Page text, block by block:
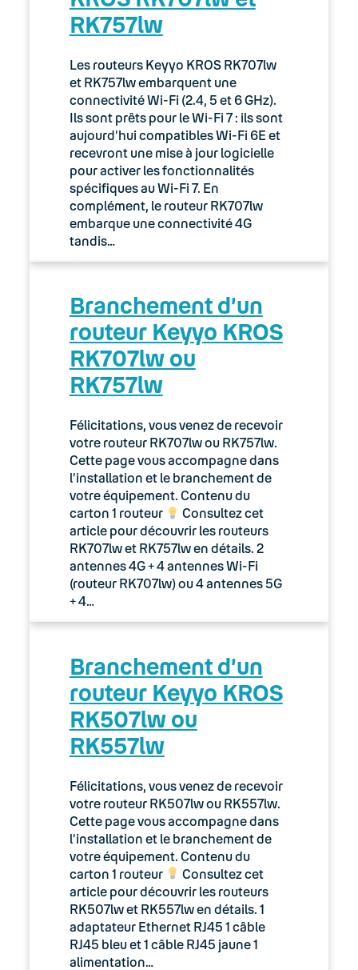
03. Accès Internet
04. Téléphonie fixe
05. Téléphonie Mobile
06. Cybersécurité
Keyyo Connect
Keyyo Visio
RK757lw
Les routeurs Keyyo KROS RK707lw
et RK757lw embarquent une
connectivité Wi-Fi (2.4, 5 et 6 GHz).
Ils sont prêts pour le Wi-Fi 7 : ils sont
aujourd’hui compatibles Wi-Fi 6E et
recevront une mise à jour logicielle
pour activer les fonctionnalités
spécifiques au Wi-Fi 7. En
complément, le routeur RK707lw
embarque une connectivité 4G
tandis…
Branchement d’un
routeur Keyyo KROS
RK707lw ou
RK757lw
Félicitations, vous venez de recevoir
votre routeur RK707lw ou RK757lw.
Cette page vous accompagne dans
l’installation et le branchement de
votre équipement. Contenu du
carton 1 routeur
Consultez cet
article pour découvrir les routeurs
RK707lw et RK757lw en détails. 2
antennes 4G + 4 antennes Wi-Fi
(routeur RK707lw) ou 4 antennes 5G
+ 4…
Branchement d’un
routeur Keyyo KROS
RK507lw ou
RK557lw
Félicitations, vous venez de recevoir
votre routeur RK507lw ou RK557lw.
Cette page vous accompagne dans
l’installation et le branchement de
votre équipement. Contenu du
carton 1 routeur
Consultez cet
article pour découvrir les routeurs
RK507lw et RK557lw en détails. 1
adaptateur Ethernet RJ45 1 câble
RJ45 bleu et 1 câble RJ45 jaune 1
alimentation…